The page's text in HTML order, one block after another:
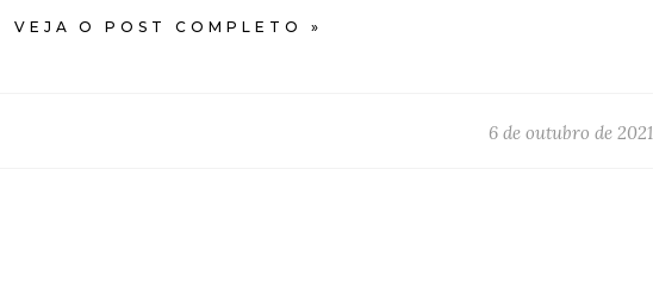
VEJA O POST COMPLETO »
6 de outubro de 2021